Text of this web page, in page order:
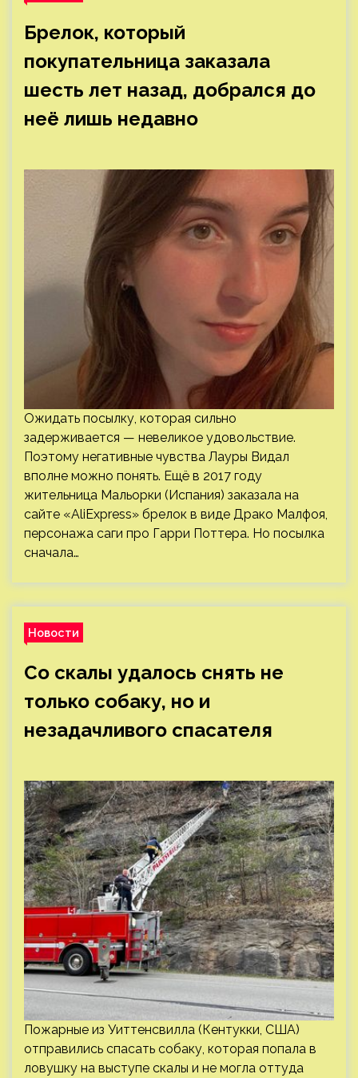
Брелок, который
покупательница заказала
шесть лет назад, добрался до
неё лишь недавно
Ожидать посылку, которая сильно
задерживается — невеликое удовольствие.
Поэтому негативные чувства Лауры Видал
вполне можно понять. Ещё в 2017 году
жительница Мальорки (Испания) заказала на
сайте «AliExpress» брелок в виде Драко Малфоя,
персонажа саги про Гарри Поттера. Но посылка
сначала…
Новости
Со скалы удалось снять не
только собаку, но и
незадачливого спасателя
Пожарные из Уиттенсвилла (Кентукки, США)
отправились спасать собаку, которая попала в
ловушку на выступе скалы и не могла оттуда